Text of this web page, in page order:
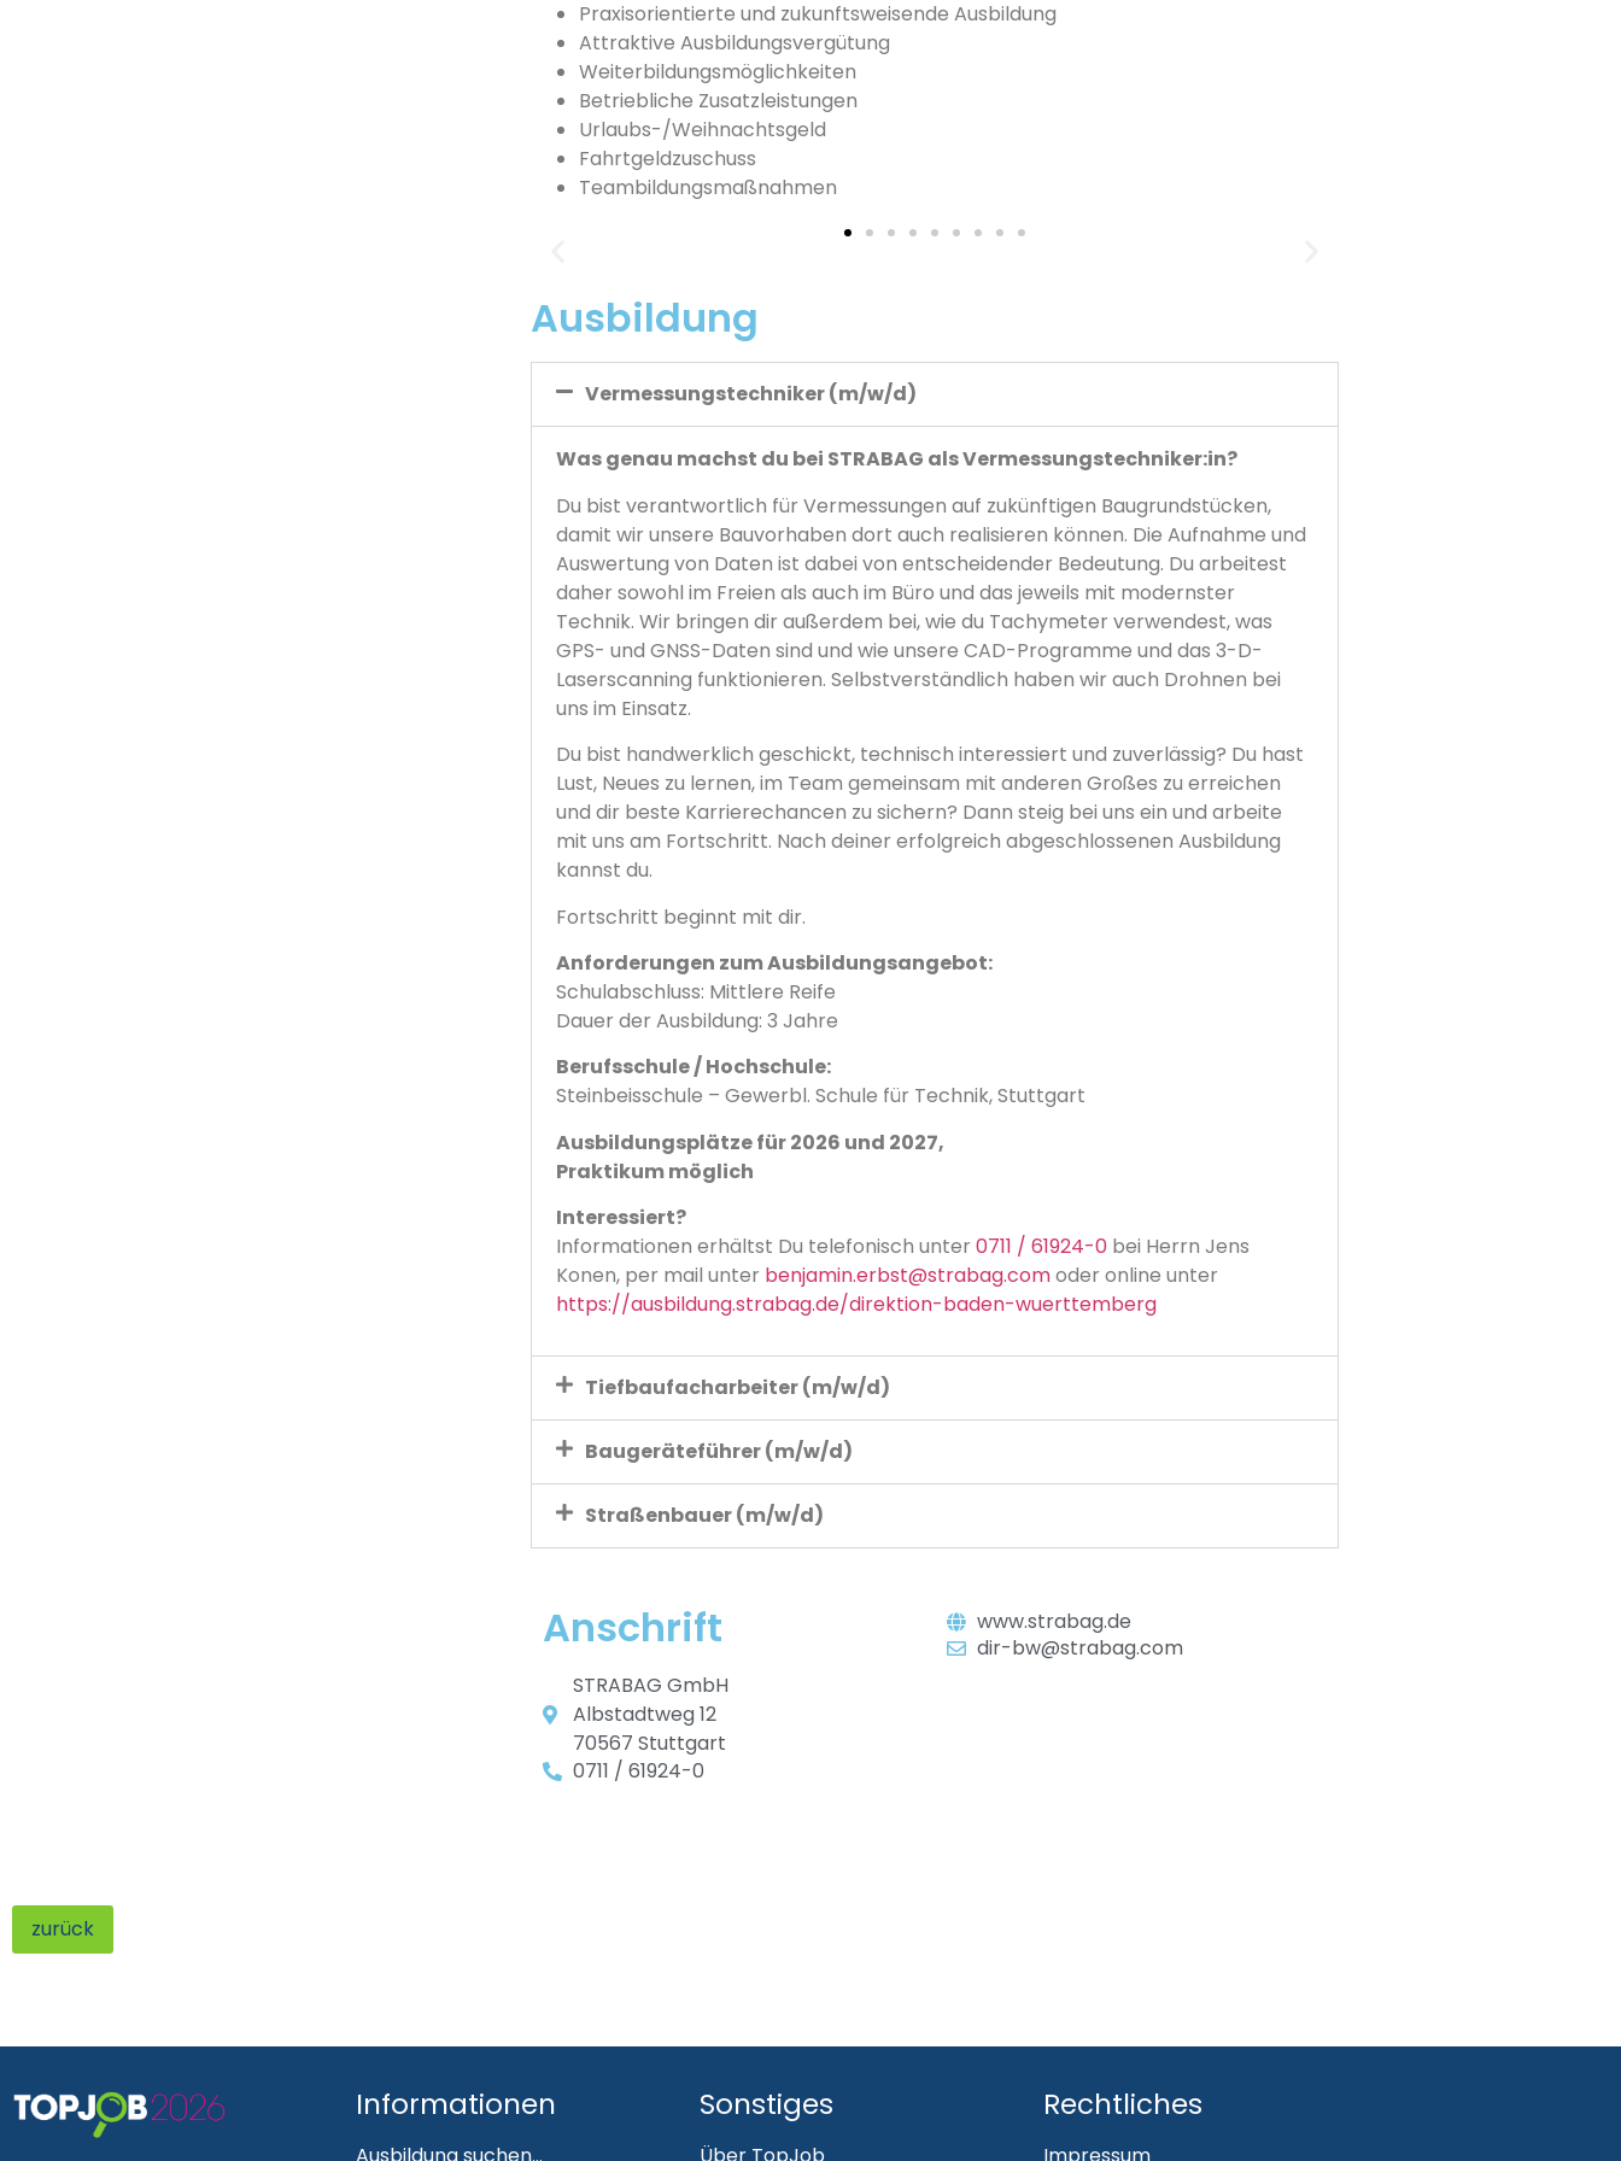
Praxisorientierte und zukunftsweisende Ausbildung
Attraktive Ausbildungsvergütung
Weiterbildungsmöglichkeiten
Betriebliche Zusatzleistungen
Urlaubs-/Weihnachtsgeld
Fahrtgeldzuschuss
Teambildungsmaßnahmen
Ausbildung
Vermessungstechniker (m/w/d)
Was genau machst du bei STRABAG als Vermessungstechniker:in?
Du bist verantwortlich für Vermessungen auf zukünftigen Baugrundstücken,
damit wir unsere Bauvorhaben dort auch realisieren können. Die Aufnahme und
Auswertung von Daten ist dabei von entscheidender Bedeutung. Du arbeitest
daher sowohl im Freien als auch im Büro und das jeweils mit modernster
Technik. Wir bringen dir außerdem bei, wie du Tachymeter verwendest, was
GPS- und GNSS-Daten sind und wie unsere CAD-Programme und das 3-D-
Laserscanning funktionieren. Selbstverständlich haben wir auch Drohnen bei
uns im Einsatz.
Du bist handwerklich geschickt, technisch interessiert und zuverlässig? Du hast
Lust, Neues zu lernen, im Team gemeinsam mit anderen Großes zu erreichen
und dir beste Karrierechancen zu sichern? Dann steig bei uns ein und arbeite
mit uns am Fortschritt. Nach deiner erfolgreich abgeschlossenen Ausbildung
kannst du.
Fortschritt beginnt mit dir.
Anforderungen zum Ausbildungsangebot:
Schulabschluss: Mittlere Reife
Dauer der Ausbildung: 3 Jahre
Berufsschule / Hochschule:
Steinbeisschule – Gewerbl. Schule für Technik, Stuttgart
Ausbildungsplätze für 2026 und 2027,
Praktikum möglich
Interessiert?
Informationen erhältst Du telefonisch unter 0711 / 61924-0bei Herrn Jens
Konen, per mail unter benjamin.erbst@strabag.comoder online unter
https://ausbildung.strabag.de/direktion-baden-wuerttemberg
Tiefbaufacharbeiter (m/w/d)
Baugeräteführer (m/w/d)
Straßenbauer (m/w/d)
Anschrift
STRABAG GmbH
Albstadtweg 12
70567 Stuttgart
0711 / 61924-0
www.strabag.de
dir-bw@strabag.com
zurück
Informationen
Ausbildung suchen...
Sonstiges
Über TopJob
Rechtliches
Impressum